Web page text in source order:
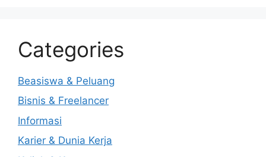
Categories
Beasiswa & Peluang
Bisnis & Freelancer
Informasi
Karier & Dunia Kerja